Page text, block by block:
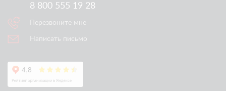
8 800 555 19 28
Перезвоните мне
Написать письмо